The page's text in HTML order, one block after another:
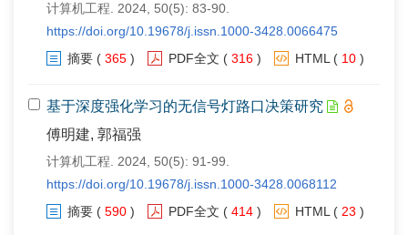
计算机工程. 2024, 50(5): 83-90.
https://doi.org/10.19678/j.issn.1000-3428.0066475
摘要 ( 365 ) PDF全文 ( 316 ) HTML ( 10 )
基于深度强化学习的无信号灯路口决策研究
傅明建, 郭福强
计算机工程. 2024, 50(5): 91-99.
https://doi.org/10.19678/j.issn.1000-3428.0068112
摘要 ( 590 ) PDF全文 ( 414 ) HTML ( 23 )